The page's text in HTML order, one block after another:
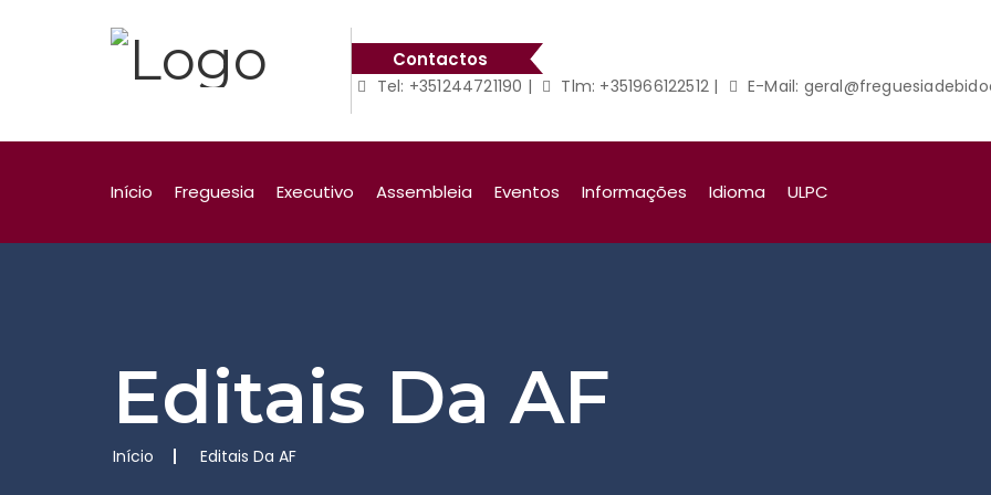
Contactos
Tel: +351244721190 | Tlm: +351966122512 | E-Mail:
Início Freguesia Executivo Assembleia Eventos Informações Idioma ULPC
Editais Da AF
Início Editais Da AF